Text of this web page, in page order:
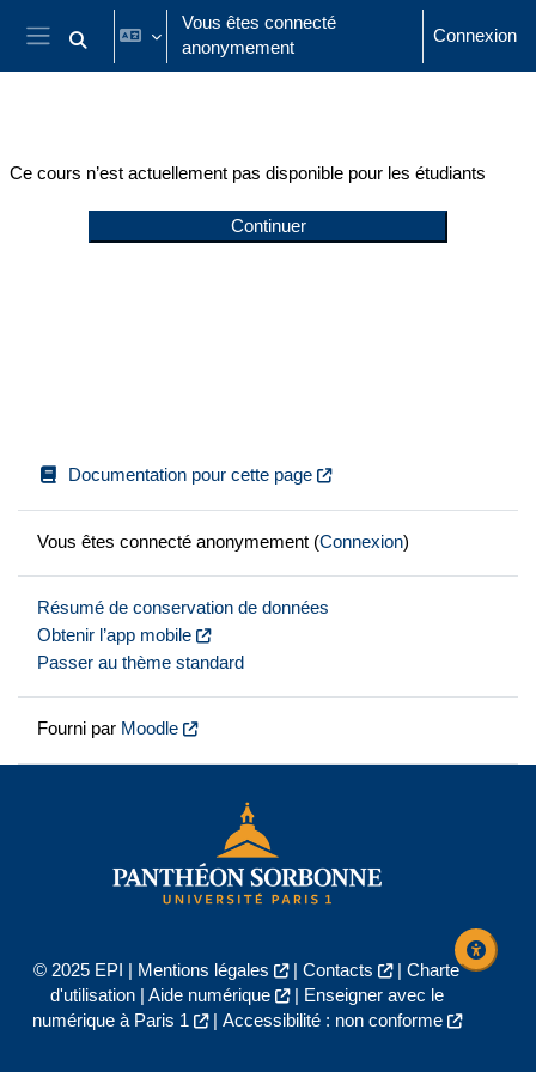
Passer au contenu principal
Panneau latéral
Activer/désactiver la saisie de recherche
Vous êtes connecté
anonymement
Connexion
Ce cours n’est actuellement pas disponible pour les étudiants
Continuer
Documentation pour cette page
Vous êtes connecté anonymement (Connexion)
Résumé de conservation de données
Obtenir l’app mobile
Passer au thème standard
Fourni par Moodle
© 2025 EPI | Mentions légales | Contacts | Charte
d'utilisation| Aide numérique |
Enseigner avec le
numérique à Paris 1
| Accessibilité : non conforme